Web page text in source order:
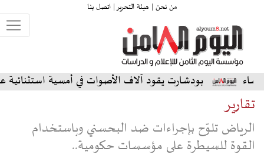
من نحن | هيئة التحرير |اتصل بنا
يقود آلاف الأصوات في أمسية استثنائية على المسرح
تقارير
الرياض تلوّح بإجراءات ضد البحسني وباستخدام
القوة للسيطرة على مؤسسات حكومية..